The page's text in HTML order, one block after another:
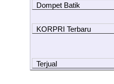
Dompet Batik
KORPRI Terbaru
Terjual